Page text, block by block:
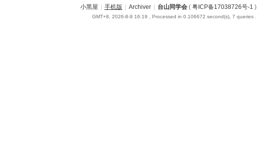
小黑屋 手机版 Archiver 台山同学会( 粤ICP备17038726号-1 )
GMT+8, 2026-8-9 16:19 , Processed in 0.106672 second(s), 7 queries .